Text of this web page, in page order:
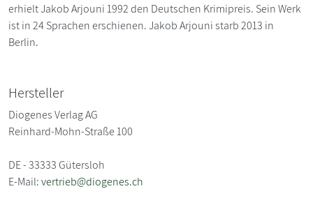
erhielt Jakob Arjouni 1992 den Deutschen Krimipreis. Sein Werk
ist in 24 Sprachen erschienen. Jakob Arjouni starb 2013 in
Berlin.
Hersteller
Diogenes Verlag AG
Reinhard-Mohn-Straße 100
DE - 33333 Gütersloh
E-Mail:vertrieb@diogenes.ch